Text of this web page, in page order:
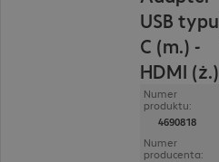
USB typu
C (m.) -
HDMI (ż.)
Numer
produktu:
4690818
Numer
producenta: